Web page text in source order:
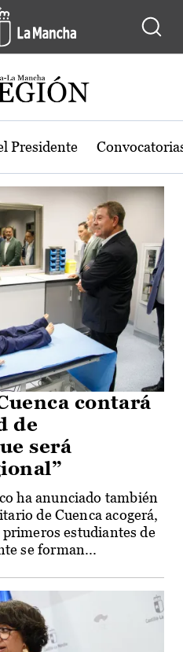
de Castilla-
Presidente
contará
de
será
ha anunciado también
de Cuenca acogerá,
estudiantes de
se forman...